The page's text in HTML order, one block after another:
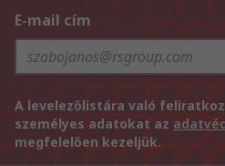
E-mail cím
A levelezőlistára való
személyes adatokat az
megfelelően kezeljük.